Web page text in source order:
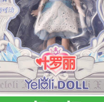
芭比，收藏公仔
具
拼图系列
习玩具